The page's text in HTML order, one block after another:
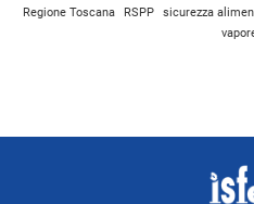
Regione Toscana
RSPP sicurezza